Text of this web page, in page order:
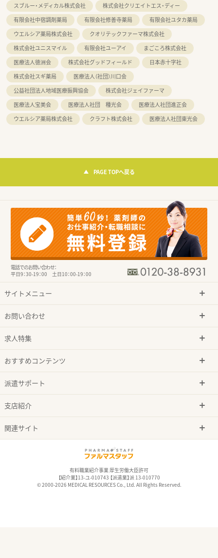
スブルー・メディカル株式会社
株式会社クリエイトエス・ディー
有限会社中宿調剤薬局
有限会社修善寺薬局
有限会社ユタカ薬局
ウエルシア薬局株式会社
クオリテックファーマ株式会社
株式会社ユニスマイル
有限会社ユーアイ
まごころ株式会社
医療法人徳洲会
株式会社グッドフィールド
日本赤十字社
株式会社スギ薬局
医療法人（社団）川口会
公益社団法人地域医療振興協会
株式会社ジェイファーマ
医療法人宝美会
医療法人社団 種光会
医療法人社団進正会
ウエルシア薬局株式会社
クラフト株式会社 医療法人社団東光会
PAGE TOPへ戻る
電話でのお問い合わせ：
平日9：30-19：00 土日10：00-19：00
サイトメニュー
お問い合わせ
求人特集
おすすめコンテンツ
派遣サポート
支店紹介
関連サイト
有料職業紹介事業 厚生労働大臣許可
【紹介業】13-ユ-010743 【派遣業】派 13-010770
© 2000-2026 MEDICAL RESOURCES Co., Ltd. All Rights Reserved.